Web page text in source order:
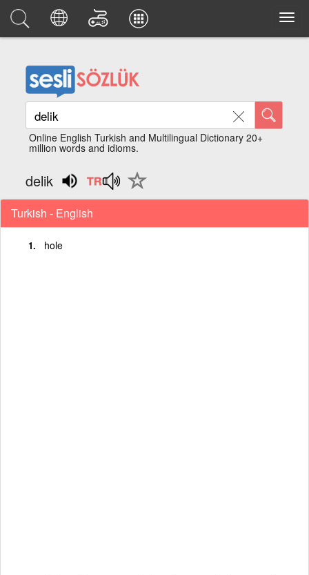
Online English Turkish and Multilingual Dictionary 20+
million words and idioms.
delik
Turkish - English
hole